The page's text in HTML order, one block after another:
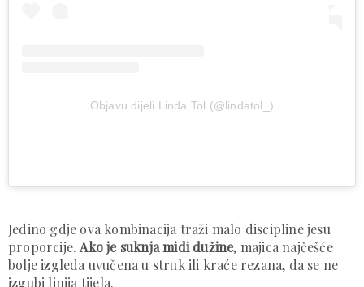
Objavu dijeli Linda Tol (@lindatol_)
Jedino gdje ova kombinacija traži malo discipline jesu
proporcije.Ako je suknja midi dužine, majica najčešće
bolje izgleda uvučena u struk ili kraće rezana, da se ne
izgubi linija tijela.